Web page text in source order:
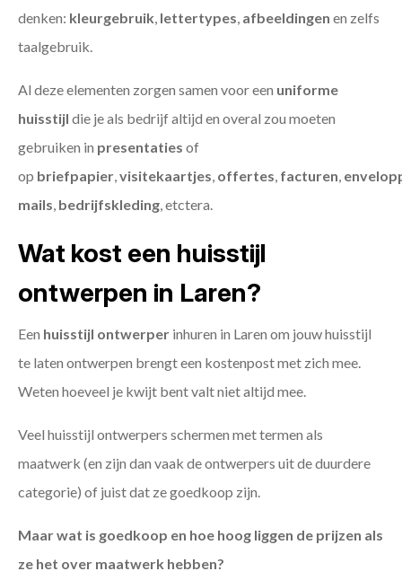
denken: kleurgebruik, lettertypes, afbeeldingen en zelfs
taalgebruik.
Al deze elementen zorgen samen voor een uniforme
huisstijl die je als bedrijf altijd en overal zou moeten
gebruiken in presentaties of
op briefpapier,visitekaartjes, offertes, facturen,
mails, bedrijfskleding, etctera.
Wat kost een huisstijl
ontwerpen in Laren?
Een huisstijl ontwerper inhuren in Laren om jouw huisstijl
te laten ontwerpen brengt een kostenpost met zich mee.
Weten hoeveel je kwijt bent valt niet altijd mee.
Veel huisstijl ontwerpers schermen met termen als
maatwerk (en zijn dan vaak de ontwerpers uit de duurdere
categorie) of juist dat ze goedkoop zijn.
Maar wat is goedkoop en hoe hoog liggen de prijzen als
ze het over maatwerk hebben?